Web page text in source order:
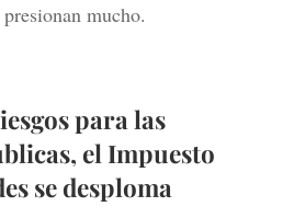
mucho.
para las
el Impuesto
se desploma